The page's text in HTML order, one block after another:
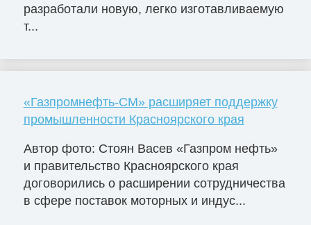
разработали новую, легко изготавливаемую
т...
«Газпромнефть-СМ» расширяет поддержку
промышленности Красноярского края
Автор фото: Стоян Васев «Газпром нефть»
и правительство Красноярского края
договорились о расширении сотрудничества
в сфере поставок моторных и индус...